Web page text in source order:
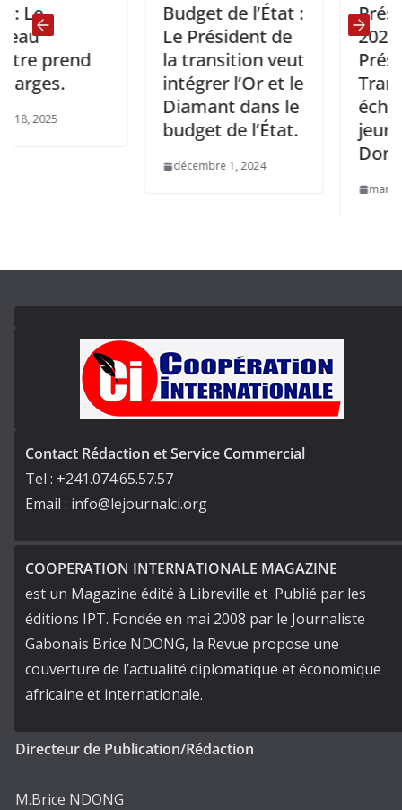
Budget de l’État :
Le Président de
la transition veut
intégrer l’Or et le
Diamant dans le
budget de l’État.
décembre 1, 2024
2025: Le
Président
Transition
échange
jeunes de
Donguila
mars 17, 2025
Contact Rédaction et Service Commercial
Tel : +241.074.65.57.57
Email : info@lejournalci.org
COOPERATION INTERNATIONALE MAGAZINE
est un Magazine édité à Libreville et Publié par les
éditions IPT. Fondée en mai 2008 par le Journaliste
Gabonais Brice NDONG, la Revue propose une
couverture de l’actualité diplomatique et économique
africaine et internationale.
Directeur de Publication/Rédaction
M.Brice NDONG